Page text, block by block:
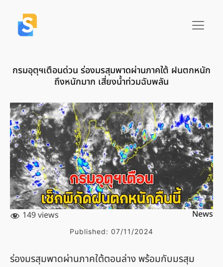
กรมอุตุฯเตือนด่วน ร่องมรสุมพาดผ่านภาคใต้ ฝนตกหนัก
ถึงหนักมาก เสี่ยงน้ำท่วมฉับพลัน
149 views News
Published: 07/11/2024
ร่องมรสุมพาดผ่านภาคใต้ตอนล่าง พร้อมกับมรสุม